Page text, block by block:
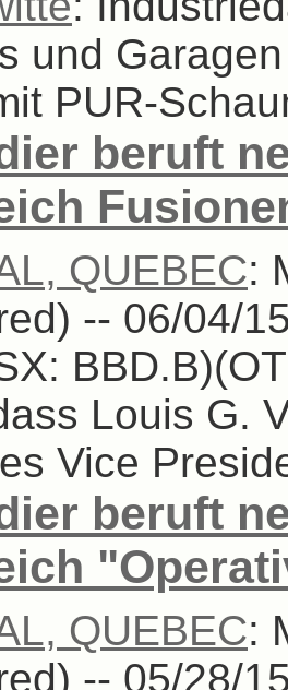
und
PUR-
beruft
QUEBEC:
-- 06/04/
Louis G.
Vice
beruft
QUEBEC:
-- 05/28/